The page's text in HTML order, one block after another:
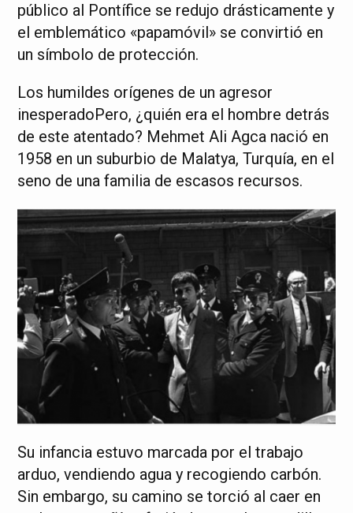
público al Pontífice se redujo drásticamente y
el emblemático «papamóvil» se convirtió en
un símbolo de protección.
Los humildes orígenes de un agresor
inesperadoPero, ¿quién era el hombre detrás
de este atentado? Mehmet Ali Agca nació en
1958 en un suburbio de Malatya, Turquía, en el
seno de una familia de escasos recursos.
Su infancia estuvo marcada por el trabajo
arduo, vendiendo agua y recogiendo carbón.
Sin embargo, su camino se torció al caer en